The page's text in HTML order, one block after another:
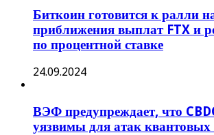
Биткоин готовится к ралли
приближения выплат FTX и
по процентной ставке
24.09.2024
ВЭФ предупреждает, что
уязвимы для атак